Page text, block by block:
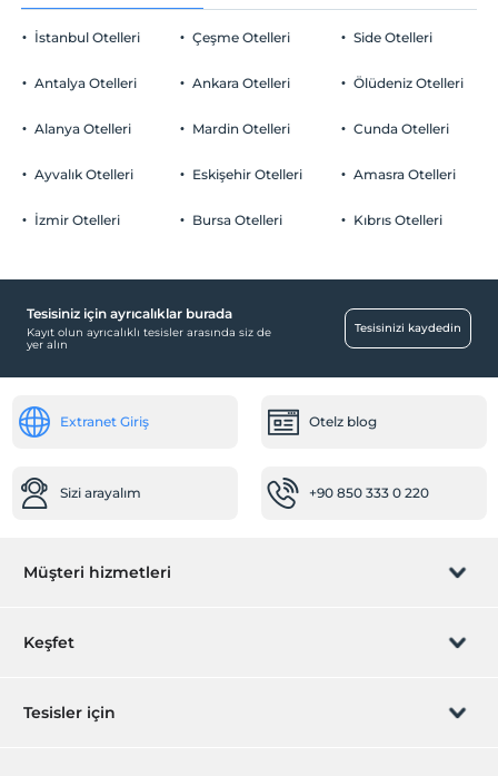
İstanbul Otelleri
Antalya Otelleri
Alanya Otelleri
Ayvalık Otelleri
İzmir Otelleri
Çeşme Otelleri
Ankara Otelleri
Mardin Otelleri
Eskişehir Otelleri
Bursa Otelleri
Side Otelleri
Ölüdeniz Otelleri
Cunda Otelleri
Amasra Otelleri
Kıbrıs Otelleri
Tesisiniz için ayrıcalıklar burada
Kayıt olun ayrıcalıklı tesisler arasında siz de
yer alın
Tesisinizi kaydedin
Extranet Giriş Otelz blog
Sizi arayalım +90 850 333 0 220
Müşteri hizmetleri
Rezervasyon yönet
Keşfet
Hediye Kart
Tesisler için